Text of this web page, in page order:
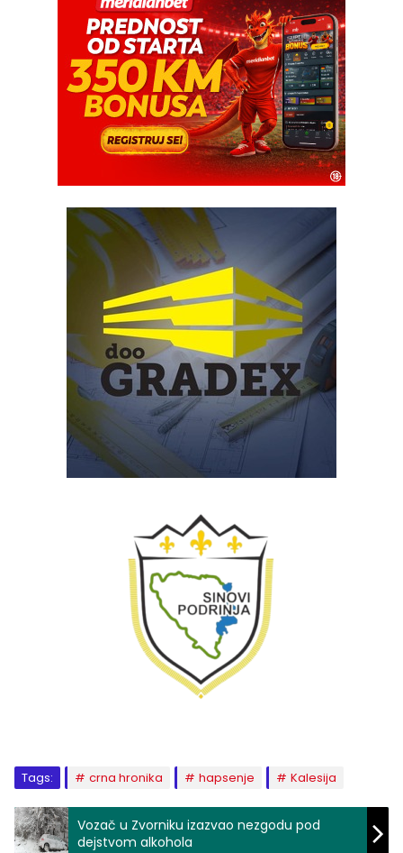
Tags: crna hronika hapsenje Kalesija
Vozač u Zvorniku izazvao nezgodu pod
dejstvom alkohola